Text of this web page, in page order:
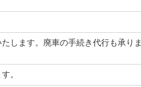
します。廃車の手続き代行も承りま
。